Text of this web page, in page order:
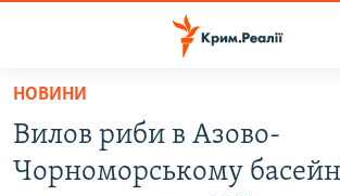
Перейти
основного
матеріалу
ВОДА.КРИМ
НОВИНИ
Вилов риби в Азово-
Чорноморському